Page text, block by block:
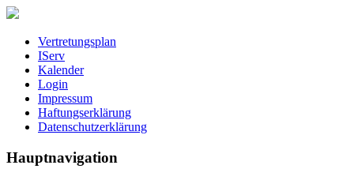
Vertretungsplan
IServ
Kalender
Login
Impressum
Haftungserklärung
Datenschutzerklärung
Hauptnavigation